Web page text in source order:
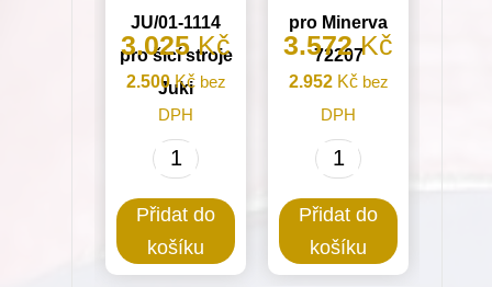
JU/01-1114
pro šicí stroje
Juki
3.025Kč
2.500Kčbez
DPH
Chapač
1114
pro
Přidat do
košíku
pro Minerva
72207
3.572Kč
2.952 Kčbez
DPH
R212
pro
Minerva
Přidat do
košíku